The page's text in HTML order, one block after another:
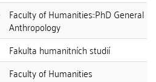
Faculty of Humanities::PhD General
Anthropology
Fakulta humanitních studií
Faculty of Humanities